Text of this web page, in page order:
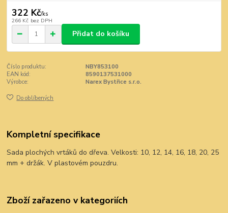
322 Kč/ks
266 Kč bez DPH
Přidat do košíku
Číslo produktu:
NBY853100
EAN kód:
8590137531000
Výrobce:
Narex Bystřice s.r.o.
Do oblíbených
Kompletní specifikace
Sada plochých vrtáků do dřeva. Velkosti: 10, 12, 14, 16, 18, 20, 25
mm + držák. V plastovém pouzdru.
Zboží zařazeno v kategoriích